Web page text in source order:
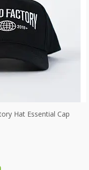
Hat Essential Cap